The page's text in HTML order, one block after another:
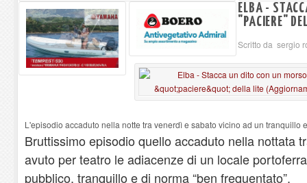
ELBA -
"PACIERE"
Scritto da sergio
L'episodio accaduto nella notte tra venerdì e sabato vicino ad un tranquillo
Bruttissimo episodio quello accaduto nella nottata
avuto per teatro le adiacenze di un locale
pubblico, tranquillo e di norma “ben frequentato”.